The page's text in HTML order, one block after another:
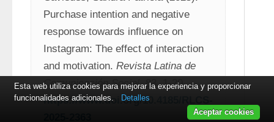
Purchase intention and negative
response towards influence on
Instagram: The effect of interaction
and motivation. Revista Latina de
Comunicación Social
, 83, 1-20.
https://www.doi.org/10.4185/RLCS-
Esta web utiliza cookies para mejorar la experiencia y proporcionar
funcionalidades adicionales.
Detalles
Aceptar cookies